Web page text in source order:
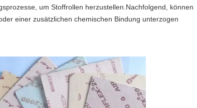
um Stoffrollen herzustellen.Nachfolgend, können
einer zusätzlichen chemischen Bindung unterzogen